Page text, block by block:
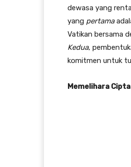
dewasa yang
yang pertama
Vatikan bersama
Kedua,
komitmen untuk
Memelihara